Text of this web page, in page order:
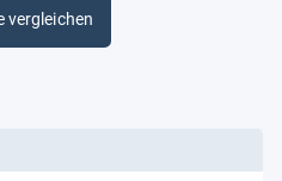
vergleichen